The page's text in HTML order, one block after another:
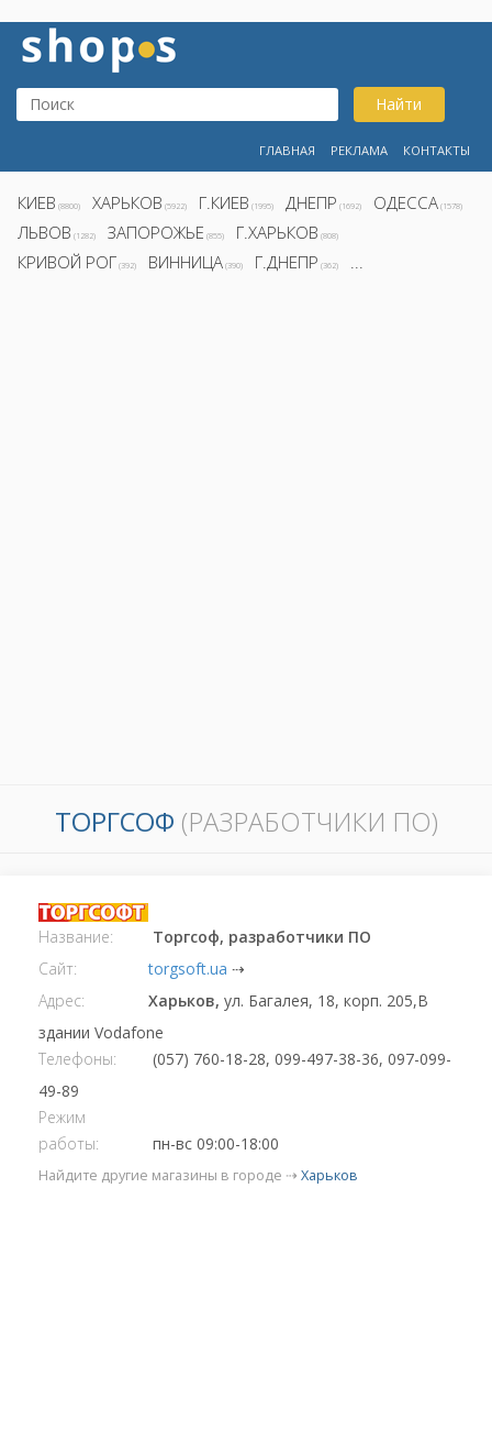
Найти
ГЛАВНАЯ РЕКЛАМА КОНТАКТЫ
КИЕВ (8800) ХАРЬКОВ (5922) Г.КИЕВ (1995) ДНЕПР (1692) ОДЕССА (1578)
ЛЬВОВ (1282) ЗАПОРОЖЬЕ (855) Г.ХАРЬКОВ (808)
КРИВОЙ РОГ (392) ВИННИЦА (390) Г.ДНЕПР (362) ...
ТОРГСОФ (РАЗРАБОТЧИКИ ПО)
Название:
Торгсоф, разработчики ПО
Сайт:
torgsoft.ua ⇢
Адрес:
Харьков, ул. Багалея, 18, корп. 205,В
здании Vodafone
Телефоны:
(057) 760-18-28, 099-497-38-36, 097-099-
49-89
Режим
работы:
пн-вс 09:00-18:00
Найдите другие магазины в городе ⇢ Харьков